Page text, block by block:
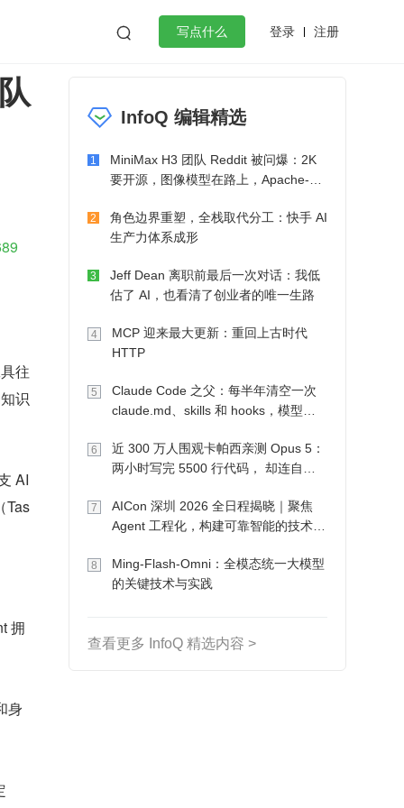
 写点什么 登录 注册
作
微服务架构 flutter
往
识
AI
Tas
拥
身
InfoQ 编辑精选
1
MiniMax H3 团队 Reddit 被问爆：2K
要开源，图像模型在路上，Apache-2.0
2
角色边界重塑，全栈取代分工：快手 AI
生产力体系成形
3
Jeff Dean 离职前最后一次对话：我低
估了 AI，也看清了创业者的唯一生路
4
MCP 迎来最大更新：重回上古时代
HTTP
5
Claude Code 之父：每半年清空一次
claude.md、skills 和 hooks，模型自
6
近 300 万人围观卡帕西亲测 Opus 5：
两小时写完 5500 行代码， 却连自己
7
AICon 深圳 2026 全日程揭晓｜聚焦
Agent 工程化，构建可靠智能的技术路
8
Ming-Flash-Omni：全模态统一大模型
的关键技术与实践
查看更多 InfoQ 精选内容 >